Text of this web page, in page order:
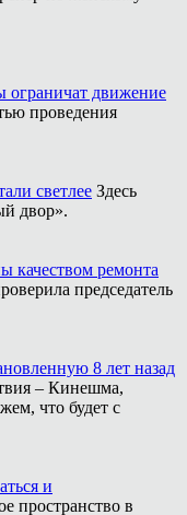
движение
проведения
светлее Здесь
двор».
качеством ремонта
председатель
8 лет назад
– Кинешма,
что будет с
и
пространство в